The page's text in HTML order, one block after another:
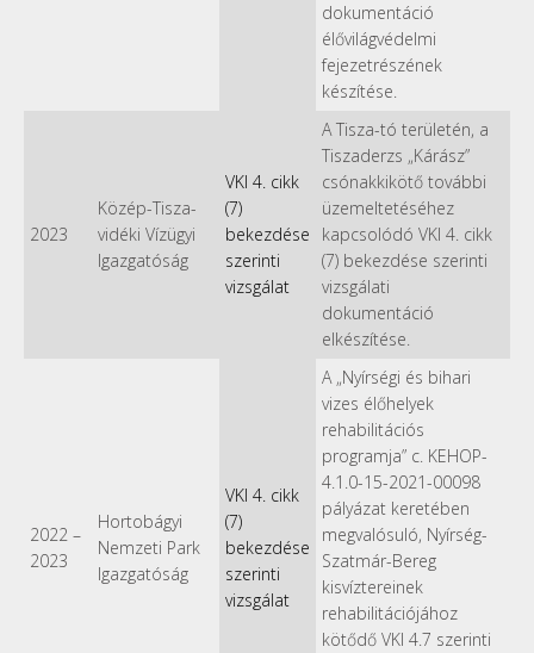
dokumentáció
élővilágvédelmi
fejezetrészének
készítése.
2023
Közép-Tisza-
vidéki Vízügyi
Igazgatóság
VKI 4. cikk
(7)
bekezdése
szerinti
vizsgálat
A Tisza-tó területén, a
Tiszaderzs „Kárász”
csónakkikötő további
üzemeltetéséhez
kapcsolódó VKI 4. cikk
(7) bekezdése szerinti
vizsgálati
dokumentáció
elkészítése.
2022 –
2023
Hortobágyi
Nemzeti Park
Igazgatóság
VKI 4. cikk
(7)
bekezdése
szerinti
vizsgálat
A „Nyírségi és bihari
vizes élőhelyek
rehabilitációs
programja” c. KEHOP-
4.1.0-15-2021-00098
pályázat keretében
megvalósuló, Nyírség-
Szatmár-Bereg
kisvíztereinek
rehabilitációjához
kötődő VKI 4.7 szerinti